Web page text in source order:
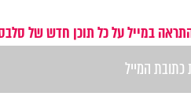
במייל על כל תוכן חדש של